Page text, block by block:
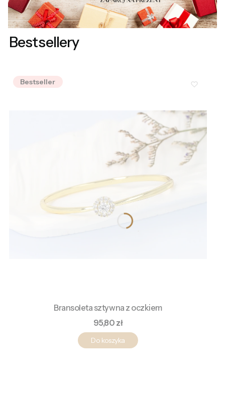
Bestsellery
Bestseller
Bransoleta sztywna z oczkiem
Cena
95,80 zł
Do koszyka